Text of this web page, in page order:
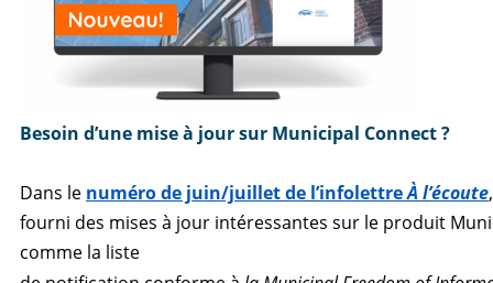
Besoin d’une mise à jour sur Municipal Connect ?
Dans le numéro de juin/juillet de l’infolettreÀ l’écoute
fourni des mises à jour intéressantes sur le produit
comme la liste